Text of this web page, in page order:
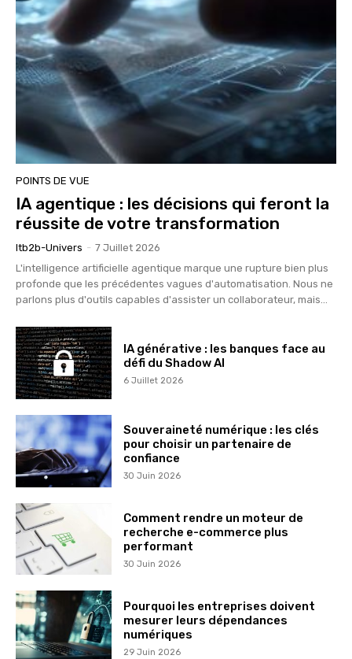
POINTS DE VUE
IA agentique : les décisions qui feront la
réussite de votre transformation
Itb2b-Univers - 7 Juillet 2026
L'intelligence artificielle agentique marque une rupture bien plus
profonde que les précédentes vagues d'automatisation. Nous ne
parlons plus d'outils capables d'assister un collaborateur, mais...
IA générative : les banques face au
défi du Shadow AI
6 Juillet 2026
Souveraineté numérique : les clés
pour choisir un partenaire de
confiance
30 Juin 2026
Comment rendre un moteur de
recherche e-commerce plus
performant
30 Juin 2026
Pourquoi les entreprises doivent
mesurer leurs dépendances
numériques
29 Juin 2026